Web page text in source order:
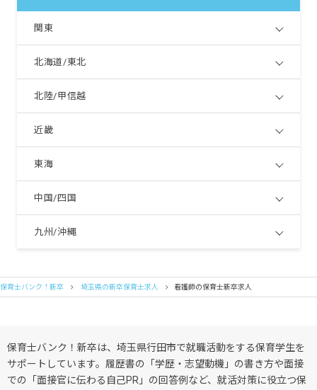
関東
北海道/東北
北陸/甲信越
近畿
東海
中国/四国
九州/沖縄
保育士バンク！新卒 埼玉県の新卒保育士求人 看護師の保育士新卒求人
保育士バンク！新卒は、埼玉県行田市で就職活動をする保育学生を
サポートしています。履歴書の「学歴・志望動機」の書き方や面接
での「面接官に伝わる自己PR」の回答例など、就活対策に役立つ保